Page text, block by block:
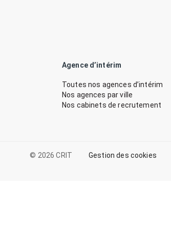
Agence d’intérim
Toutes nos agences d’intérim
Nos agences par ville
Nos cabinets de recrutement
© 2026 CRIT Gestion des cookies